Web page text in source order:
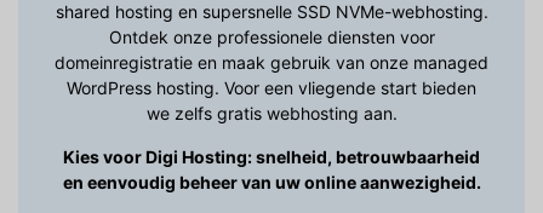
shared hosting en supersnelle SSD NVMe-webhosting.
Ontdek onze professionele diensten voor
domeinregistratie en maak gebruik van onze managed
WordPress hosting. Voor een vliegende start bieden
we zelfs gratis webhosting aan.
Kies voor Digi Hosting: snelheid, betrouwbaarheid
en eenvoudig beheer van uw online aanwezigheid.